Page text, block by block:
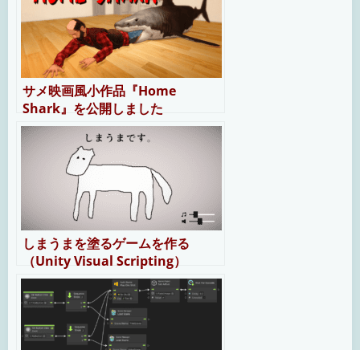
サメ映画風小作品『Home
Shark』を公開しました
しまうまを塗るゲームを作る
（Unity Visual Scripting）